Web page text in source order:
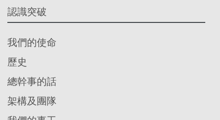
認識突破
我們的使命
歷史
總幹事的話
架構及團隊